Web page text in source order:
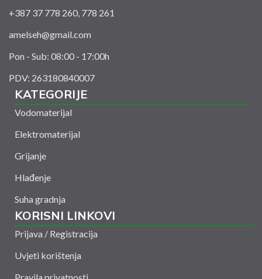
+387 37 778 260, 778 261
amelseh@gmail.com
Pon - Sub: 08:00 - 17:00h
PDV: 263180840007
KATEGORIJE
Vodomaterijal
Elektromaterijal
Grijanje
Hlađenje
Suha gradnja
KORISNI LINKOVI
Prijava / Registracija
Uvjeti korištenja